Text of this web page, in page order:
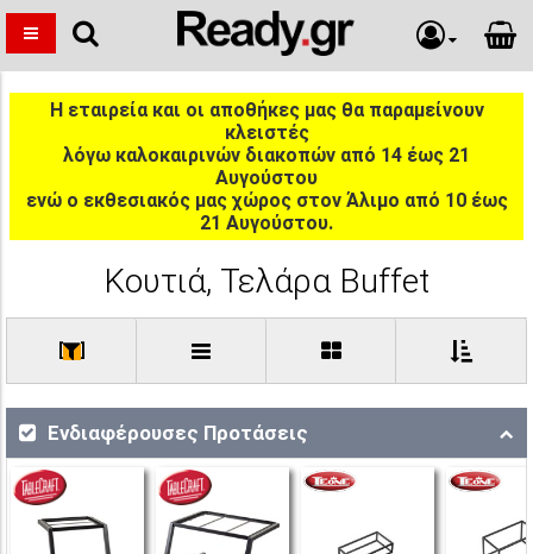
Η εταιρεία και οι αποθήκες μας θα παραμείνουν
κλειστές
λόγω καλοκαιρινών διακοπών από 14 έως 21
Αυγούστου
ενώ ο εκθεσιακός μας χώρος στον Άλιμο από 10 έως
21 Αυγούστου.
Κουτιά, Τελάρα Buffet
[ ]
Ενδιαφέρουσες Προτάσεις